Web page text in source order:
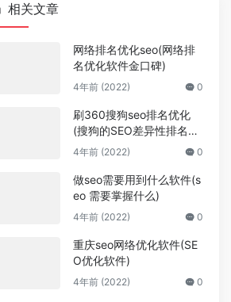
相关文章
网络排名优化seo(网络排
名优化软件金口碑)
4年前 (2022) 0
刷360搜狗seo排名优化
(搜狗的SEO差异性排名策
略)
4年前 (2022) 0
做seo需要用到什么软件(s
eo 需要掌握什么)
4年前 (2022) 0
重庆seo网络优化软件(SE
O优化软件)
4年前 (2022) 0